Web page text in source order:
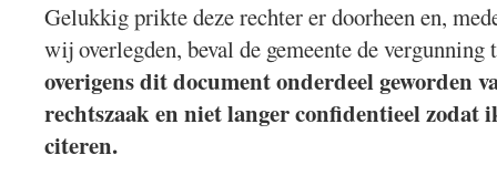
Gelukkig prikte deze rechter er doorheen en,
wij overlegden, beval de gemeente de
overigens dit document onderdeel geworden
rechtszaak en niet langer confidentieel zodat
citeren.